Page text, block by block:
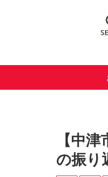
【中
の振り